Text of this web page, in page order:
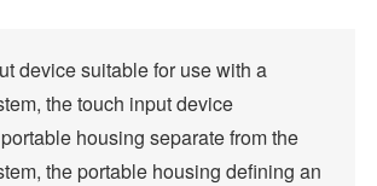
device suitable for use with a
the touch input device
housing separate from the
the portable housing defining an